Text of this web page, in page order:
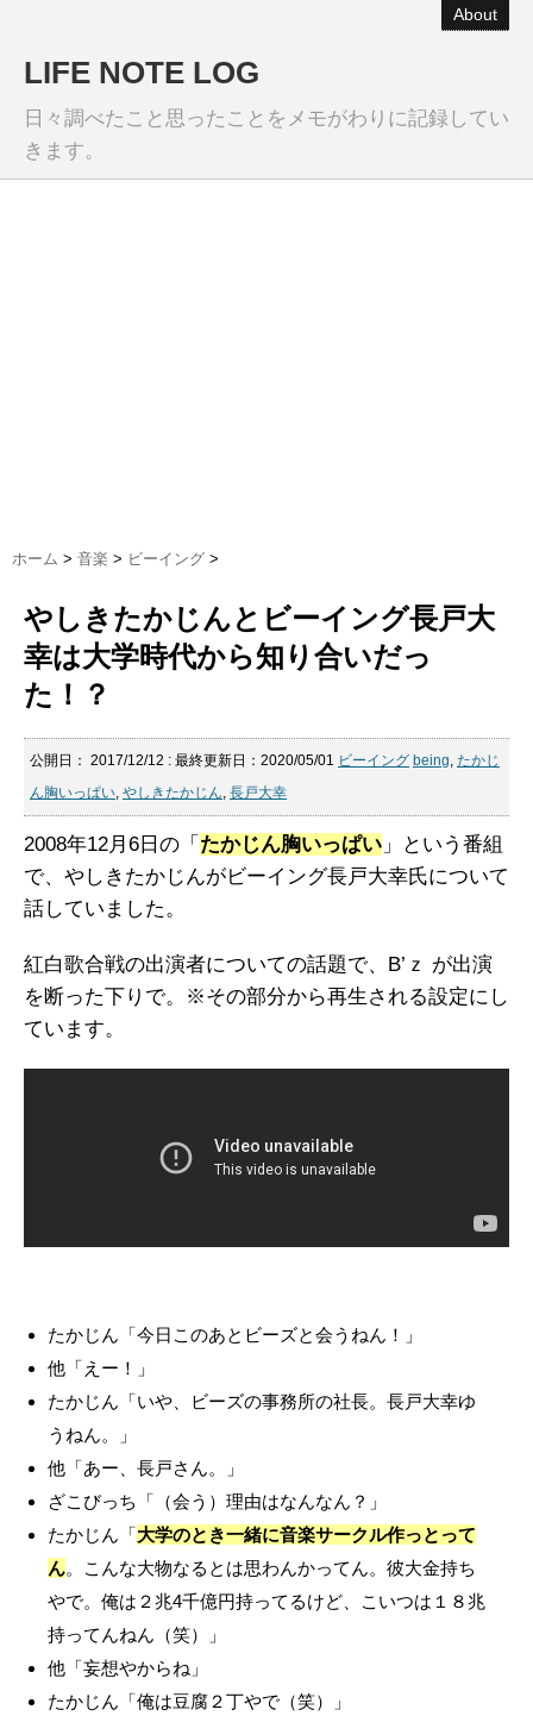
About
LIFE NOTE LOG
日々調べたこと思ったことをメモがわりに記録してい
きます。
ホーム > 音楽 > ビーイング >
やしきたかじんとビーイング長戸大
幸は大学時代から知り合いだっ
た！？
公開日： 2017/12/12 : 最終更新日：2020/05/01 ビーイング being, たかじ
ん胸いっぱい, やしきたかじん, 長戸大幸
2008年12月6日の「 たかじん胸いっぱい 」という番組
で、やしきたかじんがビーイング長戸大幸氏について
話していました。
紅白歌合戦の出演者についての話題で、B’ｚ が出演
を断った下りで。※その部分から再生される設定にし
ています。
たかじん「今日このあとビーズと会うねん！」
他「えー！」
たかじん「いや、ビーズの事務所の社長。長戸大幸ゆ
うねん。」
他「あー、長戸さん。」
ざこびっち「（会う）理由はなんなん？」
たかじん「大学のとき一緒に音楽サークル作っとって
ん。こんな大物なるとは思わんかってん。彼大金持ち
やで。俺は２兆4千億円持ってるけど、こいつは１８兆
持ってんねん（笑）」
他「妄想やからね」
たかじん「俺は豆腐２丁やで（笑）」